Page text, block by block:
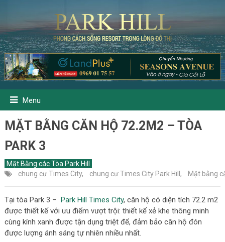
Menu
MẶT BẰNG CĂN HỘ 72.2M2 – TÒA
PARK 3
Mặt Bằng các Tòa Park Hill
chung cư Times City, chung cư Times City Park Hill , Mặt bằng
Tại tòa Park 3 – Park Hill Times City, căn hộ có diện tích 72.2 m2
được thiết kế với ưu điểm vượt trội: thiết kế xẻ khe thông minh
cùng kính xanh được tận dụng triệt để, đảm bảo căn hộ đón
được lượng ánh sáng tự nhiên nhiều nhất.